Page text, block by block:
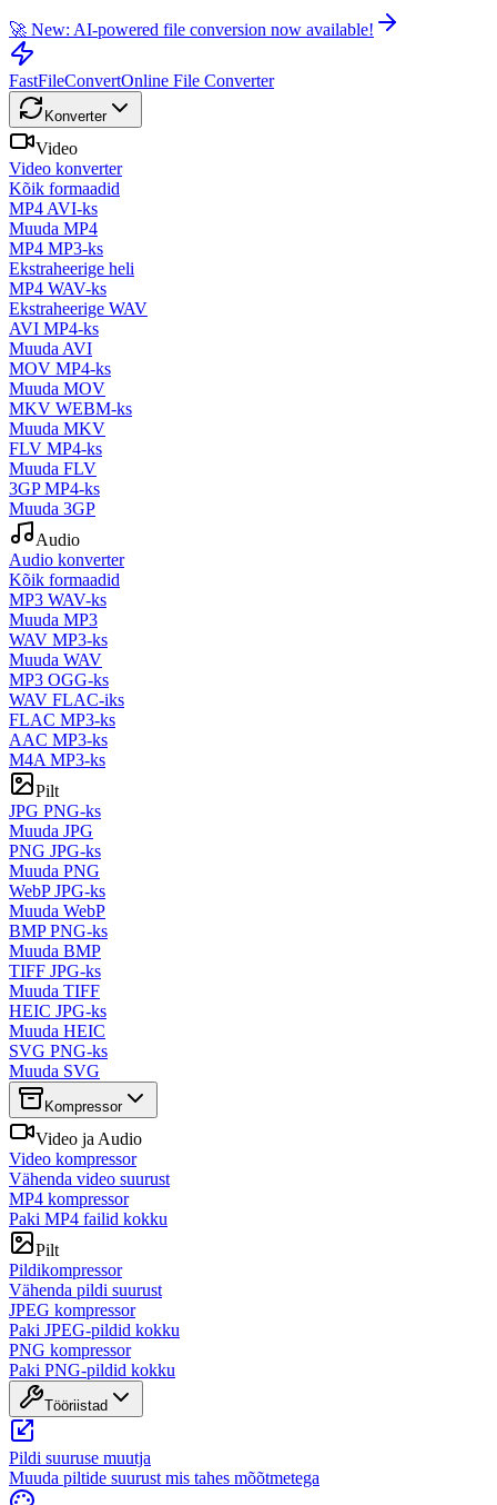
🚀 New: AI-powered file conversion now available!
FastFileConvertOnline File Converter
Konverter
Video
Video konverter
Kõik formaadid
MP4 AVI-ks
Muuda MP4
MP4 MP3-ks
Ekstraheerige heli
MP4 WAV-ks
Ekstraheerige WAV
AVI MP4-ks
Muuda AVI
MOV MP4-ks
Muuda MOV
MKV WEBM-ks
Muuda MKV
FLV MP4-ks
Muuda FLV
3GP MP4-ks
Muuda 3GP
Audio
Audio konverter
Kõik formaadid
MP3 WAV-ks
Muuda MP3
WAV MP3-ks
Muuda WAV
MP3 OGG-ks
WAV FLAC-iks
FLAC MP3-ks
AAC MP3-ks
M4A MP3-ks
Pilt
JPG PNG-ks
Muuda JPG
PNG JPG-ks
Muuda PNG
WebP JPG-ks
Muuda WebP
BMP PNG-ks
Muuda BMP
TIFF JPG-ks
Muuda TIFF
HEIC JPG-ks
Muuda HEIC
SVG PNG-ks
Muuda SVG
Kompressor
Video ja Audio
Video kompressor
Vähenda video suurust
MP4 kompressor
Paki MP4 failid kokku
Pilt
Pildikompressor
Vähenda pildi suurust
JPEG kompressor
Paki JPEG-pildid kokku
PNG kompressor
Paki PNG-pildid kokku
Tööriistad
Pildi suuruse muutja
Muuda piltide suurust mis tahes mõõtmetega